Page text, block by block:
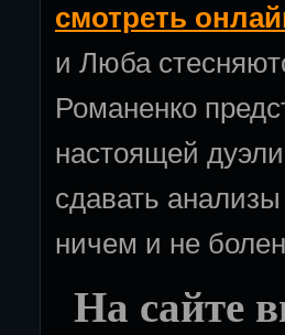
смотреть
и Люба
Романенко
настоящей
сдавать
ничем и не
На сайте